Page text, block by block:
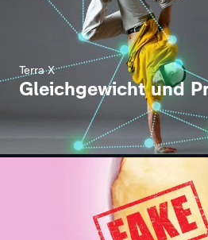
Terra X
Gleichgewicht und